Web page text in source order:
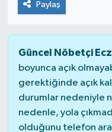
Paylaş
Güncel Nöbetçi
boyunca açık
gerektiğinde açık
durumlar nedeniyle
nedenle, yola
olduğunu telefon